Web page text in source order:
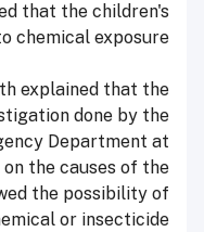
that the children's
chemical exposure.
explained that the
done by the
Department at
the causes of the
the possibility of
or insecticide.